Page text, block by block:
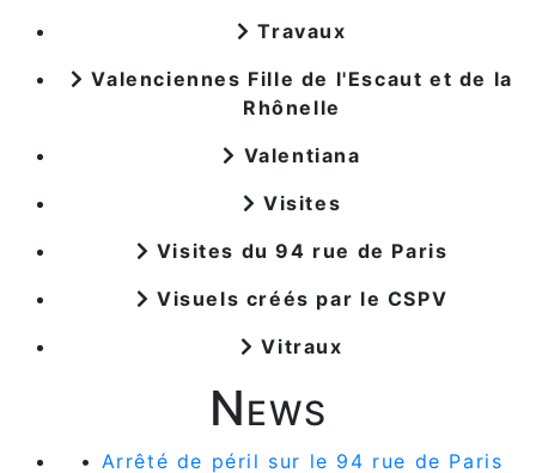
Travaux
Valenciennes Fille de l'Escaut et de la
Rhônelle
Valentiana
Visites
Visites du 94 rue de Paris
Visuels créés par le CSPV
Vitraux
News
• Arrêté de péril sur le 94 rue de Paris